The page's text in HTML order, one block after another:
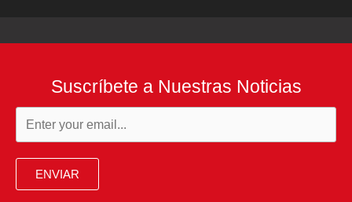
Suscríbete a Nuestras Noticias
ENVIAR